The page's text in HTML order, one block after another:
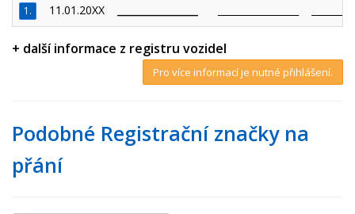
1. 11.01.20XX
+ další informace z registru vozidel
Pro více informací je nutné přihlášení.
Podobné Registrační značky na
přání